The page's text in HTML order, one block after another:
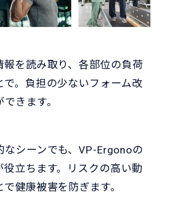
報を読み取り、各部位の負荷
で。負担の少ないフォーム改
きます。
なシーンでも、VP-Ergonoの
役立ちます。リスクの高い動
健康被害を防ぎます。